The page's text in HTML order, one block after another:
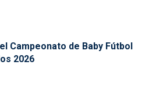
Campeonato de Baby Fútbol
2026